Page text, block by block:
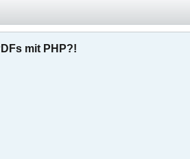
mit PHP?!